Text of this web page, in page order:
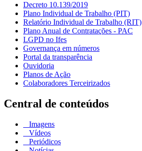
Decreto 10.139/2019
Plano Individual de Trabalho (PIT)
Relatório Individual de Trabalho (RIT)
Plano Anual de Contratações - PAC
LGPD no Ifes
Governança em números
Portal da transparência
Ouvidoria
Planos de Ação
Colaboradores Terceirizados
Central de conteúdos
Imagens
Vídeos
Periódicos